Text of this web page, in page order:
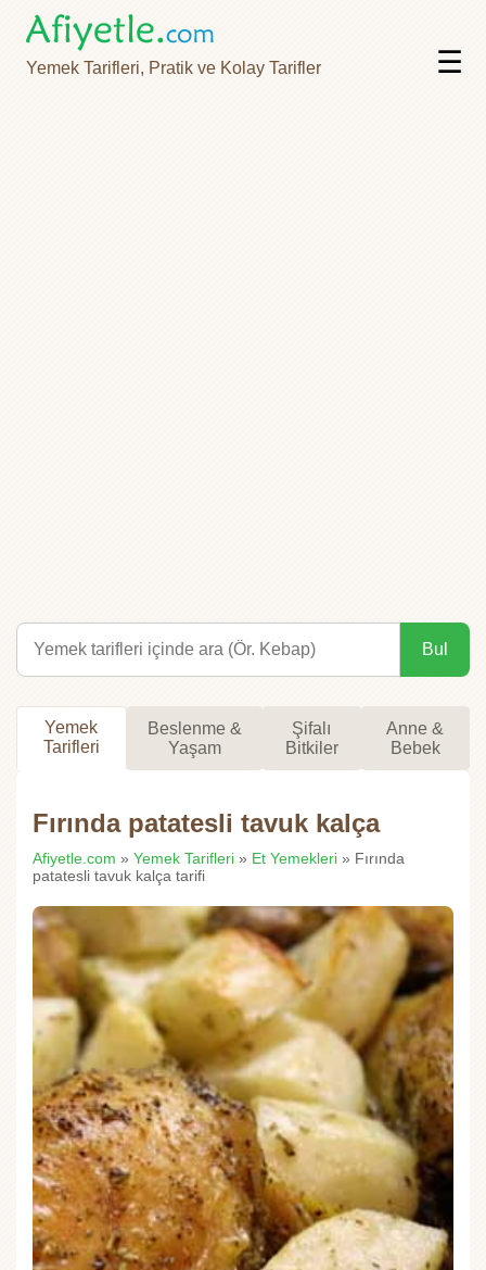
Yemek Tarifleri, Pratik ve Kolay Tarifler ☰
Bul
Yemek
Tarifleri
Beslenme &
Yaşam
Şifalı
Bitkiler
Anne &
Bebek
Fırında patatesli tavuk kalça
Afiyetle.com » Yemek Tarifleri » Et Yemekleri » Fırında
patatesli tavuk kalça tarifi